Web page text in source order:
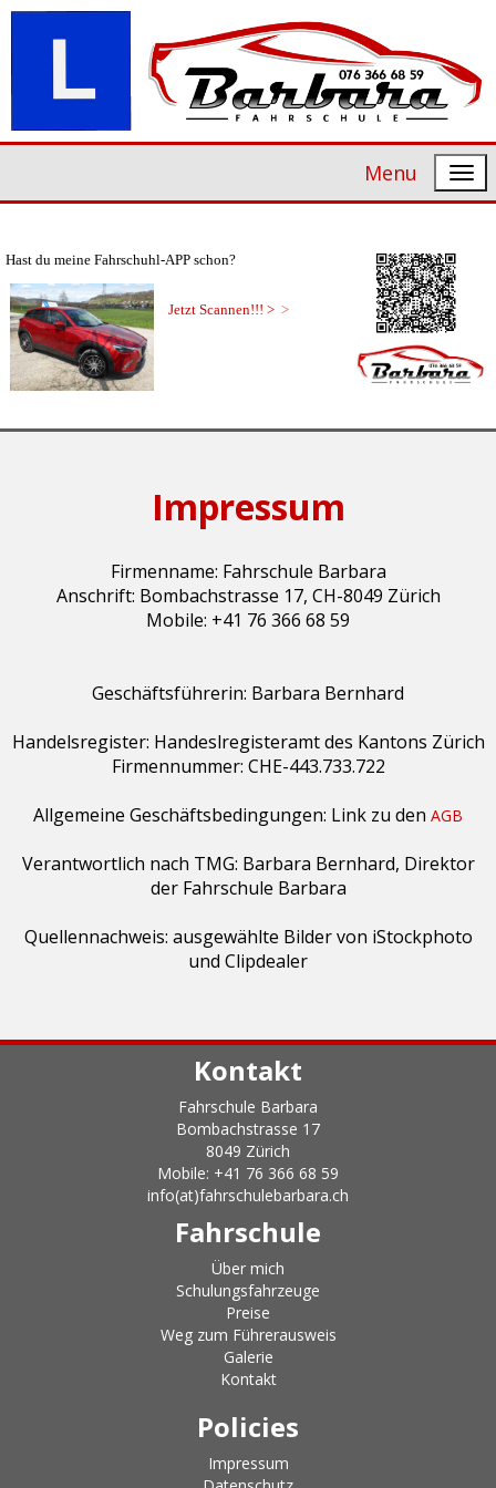
Menu
Hast du meine Fahrschuhl-APP schon?
Jetzt Scannen!!! > >
Impressum
Firmenname: Fahrschule Barbara
Anschrift: Bombachstrasse 17, CH-8049 Zürich
Mobile: +41 76 366 68 59
Geschäftsführerin: Barbara Bernhard
Handelsregister: Handeslregisteramt des Kantons Zürich
Firmennummer: CHE-443.733.722
Allgemeine Geschäftsbedingungen: Link zu den AGB
Verantwortlich nach TMG: Barbara Bernhard, Direktor
der Fahrschule Barbara
Quellennachweis: ausgewählte Bilder von iStockphoto
und Clipdealer
Kontakt
Fahrschule Barbara
Bombachstrasse 17
8049 Zürich
Mobile: +41 76 366 68 59
info(at)fahrschulebarbara.ch
Fahrschule
Über mich
Schulungsfahrzeuge
Preise
Weg zum Führerausweis
Galerie
Kontakt
Policies
Impressum